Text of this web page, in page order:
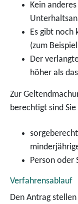
Kein
Es gibt
(zum
Der
höher als
Zur
berechtigt sind Sie
Person oder
Verfahrensablauf
Den Antrag